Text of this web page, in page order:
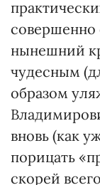
совершенно
нынешний
чудесным
образом
вновь (как
порицать
скорей